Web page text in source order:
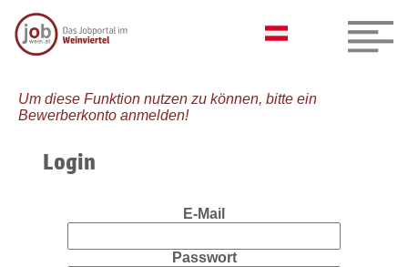
Um diese Funktion nutzen zu können, bitte ein
Bewerberkonto anmelden!
Login
E-Mail
Passwort